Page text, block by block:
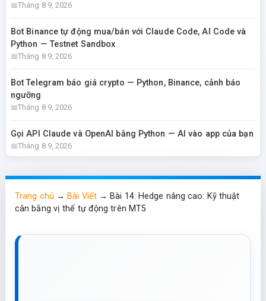
Tháng 8 9, 2026
Bot Binance tự động mua/bán với Claude Code, AI Code và
Python — Testnet Sandbox
Tháng 8 9, 2026
Bot Telegram báo giá crypto — Python, Binance, cảnh báo
ngưỡng
Tháng 8 9, 2026
Gọi API Claude và OpenAI bằng Python — AI vào app của bạn
Tháng 8 9, 2026
Trang chủ →Bài Viết→Bài 14: Hedge nâng cao: Kỹ thuật
cân bằng vị thế tự động trên MT5